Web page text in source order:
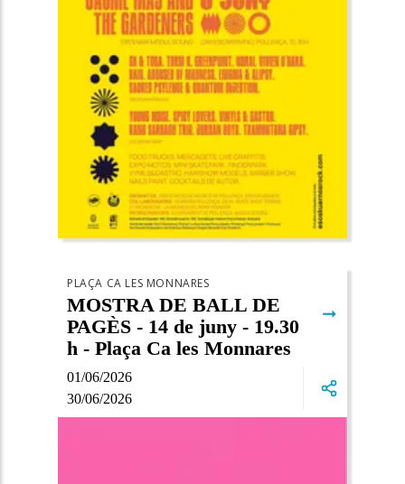
01/06/2026
30/06/2026
PLAÇA CA LES MONNARES
MOSTRA DE BALL DE
PAGÈS - 14 de juny - 19.30
h - Plaça Ca les Monnares
➞